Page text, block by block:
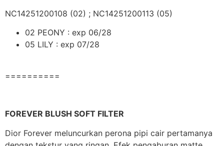
NC14251200108 (02) ; NC14251200113 (05)
02 PEONY : exp 06/28
05 LILY : exp 07/28
==========
FOREVER BLUSH SOFT FILTER
Dior Forever meluncurkan perona pipi cair pertamanya